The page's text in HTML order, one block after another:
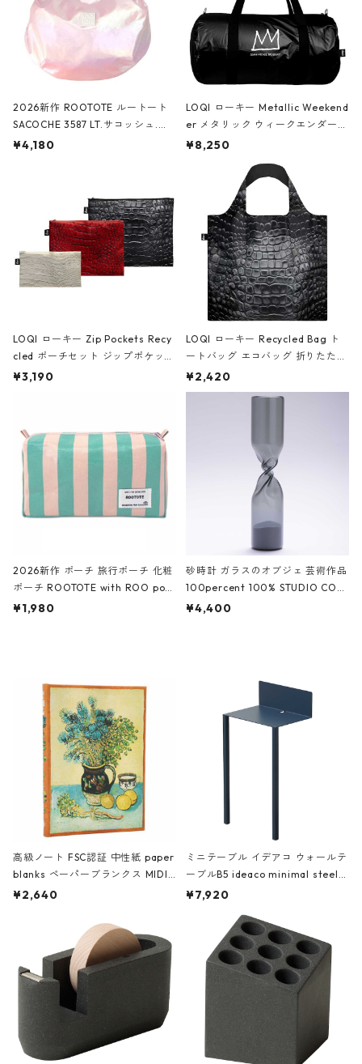
2026新作 ROOTOTE ルートート
SACOCHE 3587 LT.サコッシュ.ル
ミエ-B ショルダーバッグ グロスピ
¥4,180
LOQI ローキー Metallic Weekend
er メタリック ウィークエンダー
ボストンバッグ ショルダーバッグ
Black ジャン=ミッシェル・バスキ
ア/クラウン ブラック
¥8,250
LOQI ローキー Zip Pockets Recy
cled ポーチセット ジップポケット
ファスナーポーチ 撥水加工 トラベ
ーガンディー、オフホワイト
¥3,190
LOQI ローキー Recycled Bag ト
ートバッグ エコバッグ 折りたたみ
大きめ 撥水加工 収納ポーチ CRO
CODILE/Black クロコダイル/ブラ
¥2,420
2026新作 ポーチ 旅行ポーチ 化粧
ポーチ ROOTOTE with ROO pou
ch 3532 ルートート WR.ポーチ.ラ
¥1,980
砂時計 ガラスのオブジェ 芸術作品
100percent 100% STUDIO COH
AKU Timeless 100パーセント ス
¥4,400
高級ノート FSC認証 中性紙 paper
blanks ペーパーブランクス MIDI
ハードカバー 罫線 ヴァン・ゴッホ
¥2,640
ミニテーブル イデアコ ウォールテ
ーブルB5 ideaco minimal steel f
urniture WALL Table B5 ネイビー
¥7,920